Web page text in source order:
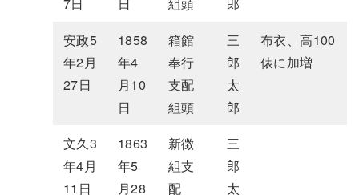
安政5
年2月
27日
1858
年4
月10
日
箱館
奉行
支配
組頭
三
郎
太
郎
布衣、高100
俵に加増
文久3
年4月
11日
1863
年5
月28
新徴
組支
配
三
郎
太